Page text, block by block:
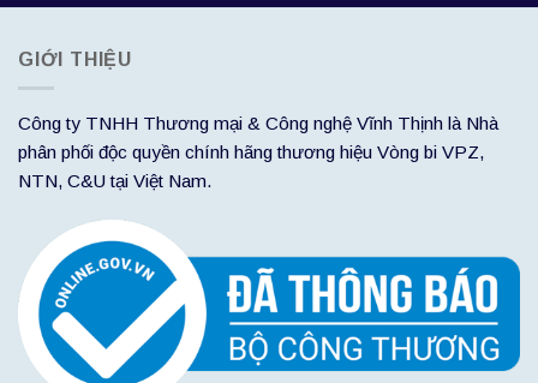
GIỚI THIỆU
Công ty TNHH Thương mại & Công nghệ Vĩnh Thịnh là Nhà
phân phối độc quyền chính hãng thương hiệu Vòng bi VPZ,
NTN, C&U tại Việt Nam.